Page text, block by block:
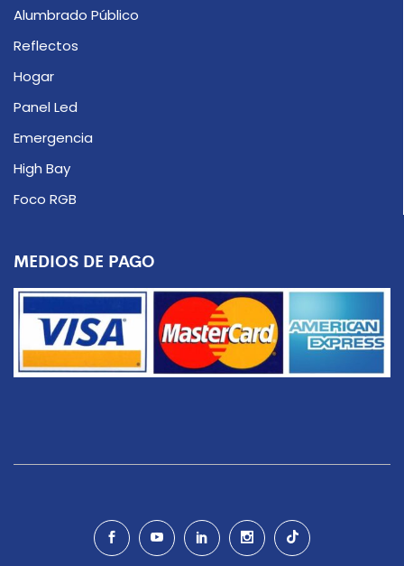
Alumbrado Público
Reflectos
Hogar
Panel Led
Emergencia
High Bay
Foco RGB
MEDIOS DE PAGO